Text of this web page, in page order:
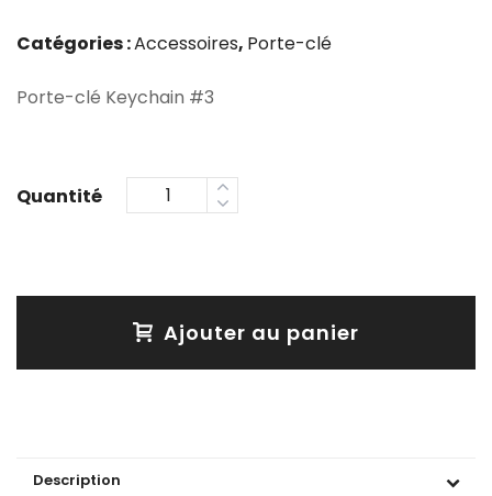
Catégories :Accessoires, Porte-clé
Porte-clé Keychain #3
Ajouter au panier
Description